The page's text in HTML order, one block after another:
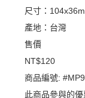
尺寸：
產地：台灣
售價
NT$120
商品編號:
此商品參與的